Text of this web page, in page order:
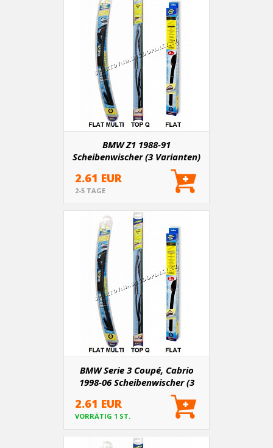
BMW Z1 1988-91
Scheibenwischer (3 Varianten)
2.61 EUR
2-5 TAGE
BMW Serie 3 Coupé, Cabrio
1998-06 Scheibenwischer (3
2.61 EUR
VORRÄTIG 1 ST.